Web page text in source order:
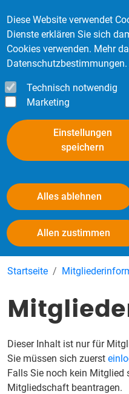
Diese Website verwendet
Dienste erklären Sie sich
Cookies verwenden. Mehr
Datenschutzbestimmungen.
Technisch notwendig
Marketing
Einstellungen
speichern
Alles ablehnen
Allen zustimmen
Startseite
Dieser Inhalt ist nur für
Sie müssen sich zuerst
Falls Sie noch kein Mitglied
Mitgliedschaft beantragen.